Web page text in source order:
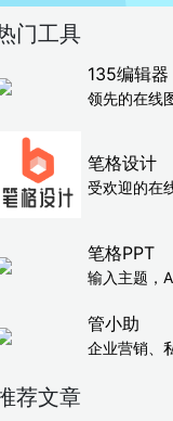
门工具
135编辑器
领先的在线
笔格设计
受欢迎的在
笔格PPT
输入主题，
管小助
企业营销、
荐文章